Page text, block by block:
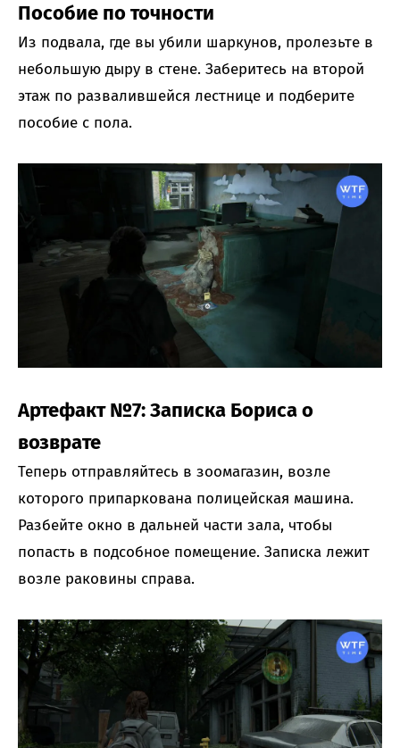
Пособие по точности
Из подвала, где вы убили шаркунов, пролезьте в
небольшую дыру в стене. Заберитесь на второй
этаж по развалившейся лестнице и подберите
пособие с пола.
Артефакт №7: Записка Бориса о
возврате
Теперь отправляйтесь в зоомагазин, возле
которого припаркована полицейская машина.
Разбейте окно в дальней части зала, чтобы
попасть в подсобное помещение. Записка лежит
возле раковины справа.